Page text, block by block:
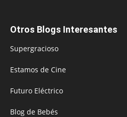
Otros Blogs Interesantes
Supergracioso
Estamos de Cine
Futuro Eléctrico
Blog de Bebés